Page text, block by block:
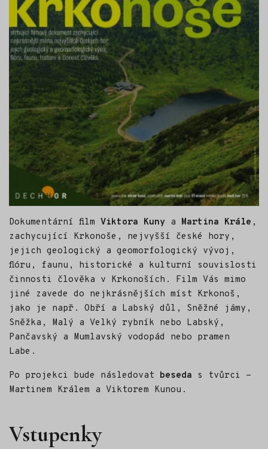
Dokumentární film Viktora Kuny a Martina Krále ,
zachycující Krkonoše, nejvyšší české hory,
jejich geologický a geomorfologický vývoj,
flóru, faunu, historické a kulturní souvislosti
činnosti člověka v Krkonoších. Film Vás mimo
jiné zavede do nejkrásnějších míst Krkonoš,
jako je např. Obří a Labský důl, Sněžné jámy,
Sněžka, Malý a Velký rybník nebo Labský,
Pančavský a Mumlavský vodopád nebo pramen
Labe.
Po projekci bude následovat beseda
s tvůrci -
Martinem Králem a Viktorem Kunou.
Vstupenky